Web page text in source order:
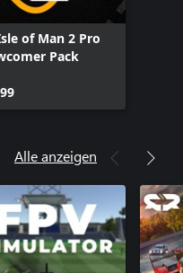
of Man 2 Pro
Pack
Alle anzeigen